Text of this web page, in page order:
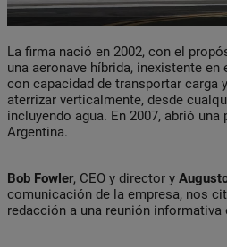
La firma nació en 2002, con el
una aeronave híbrida, inexistente
con capacidad de transportar carga
aterrizar verticalmente, desde
incluyendo agua. En 2007, abrió una
Argentina.
Bob Fowler, CEO y director y
comunicación de la empresa, nos
redacción a una reunión informativa